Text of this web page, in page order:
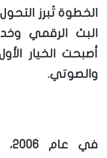
الخطوة تُبرز
البث الرقمي
أصبحت الخيار
والصوتي.